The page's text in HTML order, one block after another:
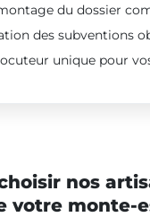
du dossier
des subventions
unique pour
nos
votre monte-